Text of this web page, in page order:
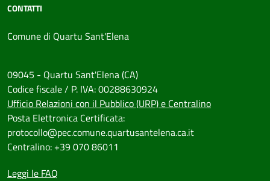
CONTATTI
Comune di Quartu Sant'Elena
09045 - Quartu Sant'Elena (CA)
Codice fiscale / P. IVA: 00288630924
Ufficio Relazioni con il Pubblico (URP) e Centralino
Posta Elettronica Certificata:
protocollo@pec.comune.quartusantelena.ca.it
Centralino: +39 070 86011
Leggi le FAQ